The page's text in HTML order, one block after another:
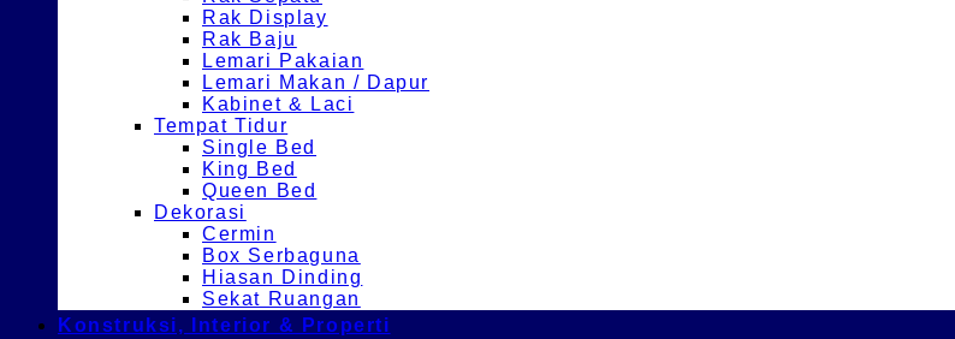
Rak Display
Rak Baju
Lemari Pakaian
Lemari Makan / Dapur
Kabinet & Laci
Tempat Tidur
Single Bed
King Bed
Queen Bed
Dekorasi
Cermin
Box Serbaguna
Hiasan Dinding
Sekat Ruangan
Konstruksi, Interior & Properti